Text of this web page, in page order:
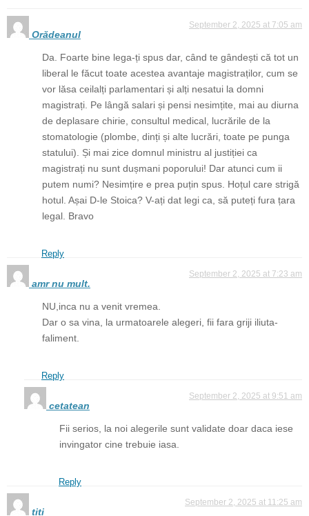
Orădeanul
September 2, 2025 at 7:05 am
Da. Foarte bine lega-ți spus dar, când te gândești că tot un
liberal le făcut toate acestea avantaje magistraților, cum se
vor lăsa ceilalți parlamentari și alți nesatui la domni
magistrați. Pe lângă salari și pensi nesimțite, mai au diurna
de deplasare chirie, consultul medical, lucrările de la
stomatologie (plombe, dinți și alte lucrări, toate pe punga
statului). Și mai zice domnul ministru al justiției ca
magistrați nu sunt dușmani poporului! Dar atunci cum ii
putem numi? Nesimțire e prea puțin spus. Hoțul care strigă
hotul. Așai D-le Stoica? V-ați dat legi ca, să puteți fura țara
legal. Bravo
Reply
amr nu mult.
September 2, 2025 at 7:23 am
NU,inca nu a venit vremea.
Dar o sa vina, la urmatoarele alegeri, fii fara griji iliuta-
faliment.
Reply
cetatean
September 2, 2025 at 9:51 am
Fii serios, la noi alegerile sunt validate doar daca iese
invingator cine trebuie iasa.
Reply
țiți
September 2, 2025 at 11:25 am